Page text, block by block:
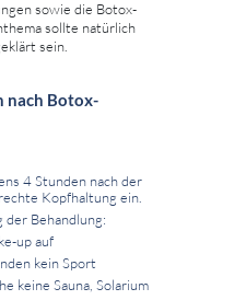
sowie die Botox-
sollte natürlich
sein.
nach Botox-
4 Stunden nach der
Kopfhaltung ein.
der Behandlung:
up auf
kein Sport
keine Sauna, Solarium